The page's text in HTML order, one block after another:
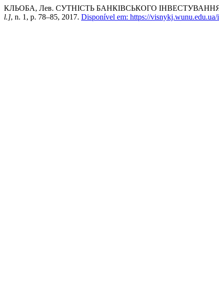
КЛЬОБА, Лев. СУТНІСТЬ БАНКІВСЬКОГО
l.], n. 1, p. 78–85, 2017. Disponível em: https://